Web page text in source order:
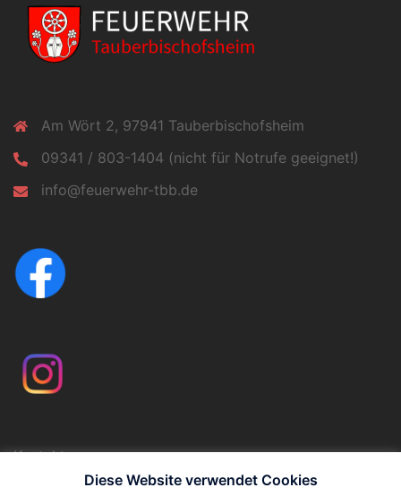
Am Wört 2, 97941 Tauberbischofsheim
09341 / 803-1404 (nicht für Notrufe geeignet!)
info@feuerwehr-tbb.de
Kontakt
ImpressumDiese Website verwendet Cookies